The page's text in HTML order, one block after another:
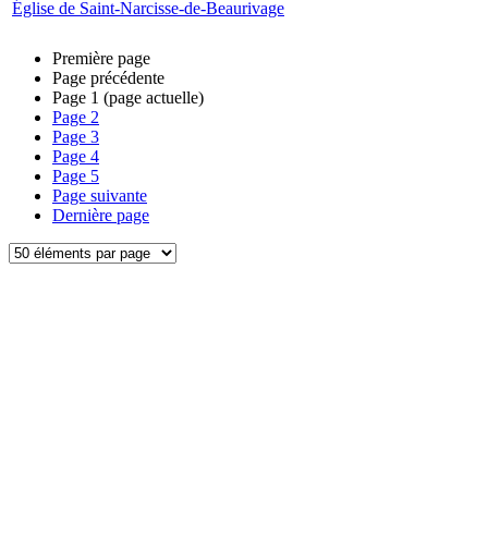
Église de Saint-Narcisse-de-Beaurivage
Première page
Page précédente
Page 1 (page actuelle)
Page 2
Page 3
Page 4
Page 5
Page suivante
Dernière page